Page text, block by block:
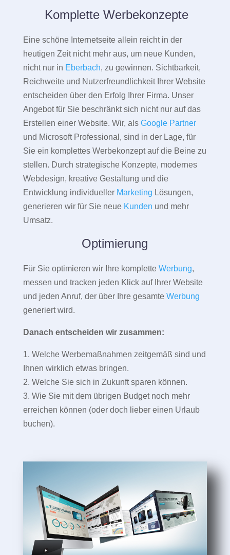
Komplette Werbekonzepte
Eine schöne Internetseite allein reicht in der
heutigen Zeit nicht mehr aus, um neue Kunden,
nicht nur in Eberbach, zu gewinnen. Sichtbarkeit,
Reichweite und Nutzerfreundlichkeit Ihrer Website
entscheiden über den Erfolg Ihrer Firma. Unser
Angebot für Sie beschränkt sich nicht nur auf das
Erstellen einer Website. Wir, als Google Partner
und Microsoft Professional, sind in der Lage, für
Sie ein komplettes Werbekonzept auf die Beine zu
stellen. Durch strategische Konzepte, modernes
Webdesign, kreative Gestaltung und die
Entwicklung individueller Marketing Lösungen,
generieren wir für Sie neue Kunden und mehr
Umsatz.
Optimierung
Für Sie optimieren wir Ihre komplette Werbung,
messen und tracken jeden Klick auf Ihrer Website
und jeden Anruf, der über Ihre gesamte Werbung
generiert wird.
Danach entscheiden wir zusammen:
1. Welche Werbemaßnahmen zeitgemäß sind und
Ihnen wirklich etwas bringen.
2. Welche Sie sich in Zukunft sparen können.
3. Wie Sie mit dem übrigen Budget noch mehr
erreichen können (oder doch lieber einen Urlaub
buchen).